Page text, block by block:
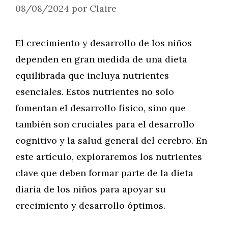
08/08/2024 por Claire
El crecimiento y desarrollo de los niños
dependen en gran medida de una dieta
equilibrada que incluya nutrientes
esenciales. Estos nutrientes no solo
fomentan el desarrollo físico, sino que
también son cruciales para el desarrollo
cognitivo y la salud general del cerebro. En
este artículo, exploraremos los nutrientes
clave que deben formar parte de la dieta
diaria de los niños para apoyar su
crecimiento y desarrollo óptimos.